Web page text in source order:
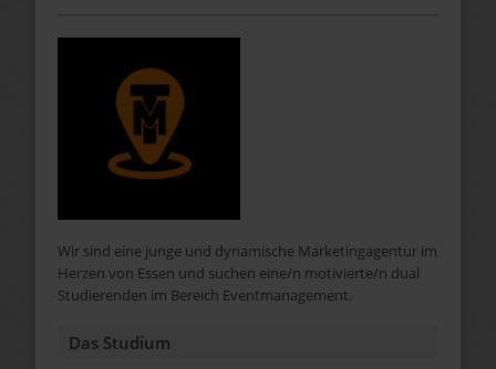
Wir sind eine junge und dynamische Marketingagentur im
Herzen von Essen und suchen eine/n motivierte/n dual
Studierenden im Bereich Eventmanagement.
Das Studium